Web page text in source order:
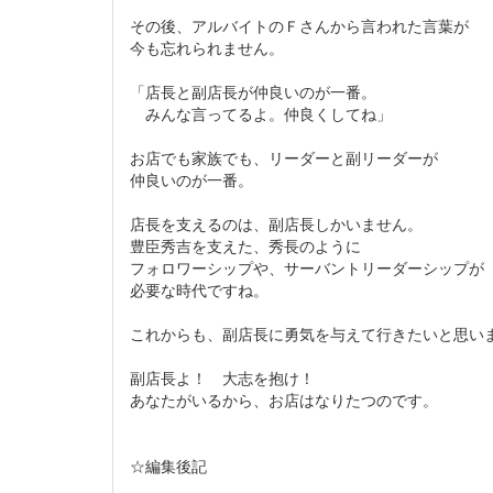
その後、アルバイトのＦさんから言われた言葉が
今も忘れられません。
「店長と副店長が仲良いのが一番。
みんな言ってるよ。仲良くしてね」
お店でも家族でも、リーダーと副リーダーが
仲良いのが一番。
店長を支えるのは、副店長しかいません。
豊臣秀吉を支えた、秀長のように
フォロワーシップや、サーバントリーダーシップが
必要な時代ですね。
これからも、副店長に勇気を与えて行きたいと思い
副店長よ！ 大志を抱け！
あなたがいるから、お店はなりたつのです。
☆編集後記